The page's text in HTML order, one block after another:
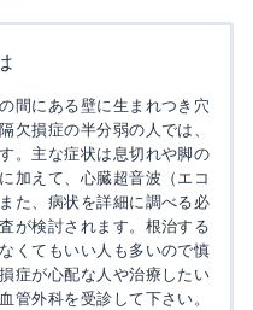
間にある壁に生まれつき穴
欠損症の半分弱の人では、
。主な症状は息切れや脚の
加えて、心臓超音波（エコ
た、病状を詳細に調べる必
が検討されます。根治する
くてもいい人も多いので慎
症が心配な人や治療したい
管外科を受診して下さい。